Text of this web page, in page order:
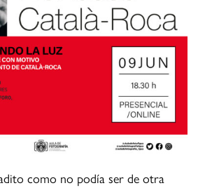
como no podía ser de otra